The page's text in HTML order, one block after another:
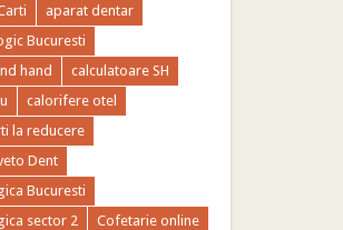
aparat dentar
Bucuresti
hand
calculatoare SH
calorifere otel
la reducere
Dent
Bucuresti
sector 2
Cofetarie online